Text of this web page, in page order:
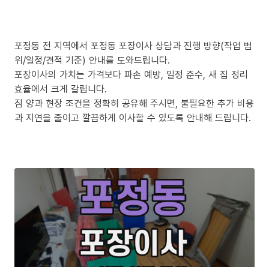
포정동 전 지역에서 포정동 포장이사 상담과 진행 방향(작업 범
위/일정/견적 기준) 안내를 도와드립니다.
포장이사의 가치는 가격보다 파손 예방, 일정 준수, 새 집 정리
효율에서 크게 갈립니다.
짐 양과 현장 조건을 정확히 공유해 주시면, 불필요한 추가 비용
과 지연을 줄이고 깔끔하게 이사할 수 있도록 안내해 드립니다.